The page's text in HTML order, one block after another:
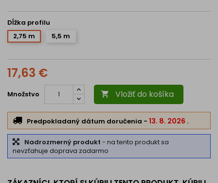
Dĺžka profilu
2,75 m
5,5 m
17,63 €
Množstvo  Vložiť do košíka
Predpokladaný dátum doručenia - 13. 8. 2026 .
Nadrozmerný produkt - na tento produkt sa
nevzťahuje doprava zadarmo